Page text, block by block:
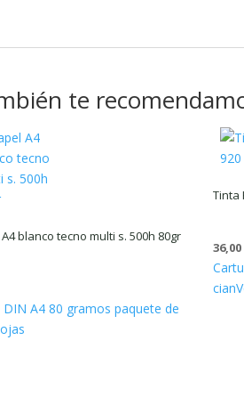
te
blanco tecno multi s. 500h 80gr
DIN A4 80 gramos paquete de
Tinta
36,00
cian